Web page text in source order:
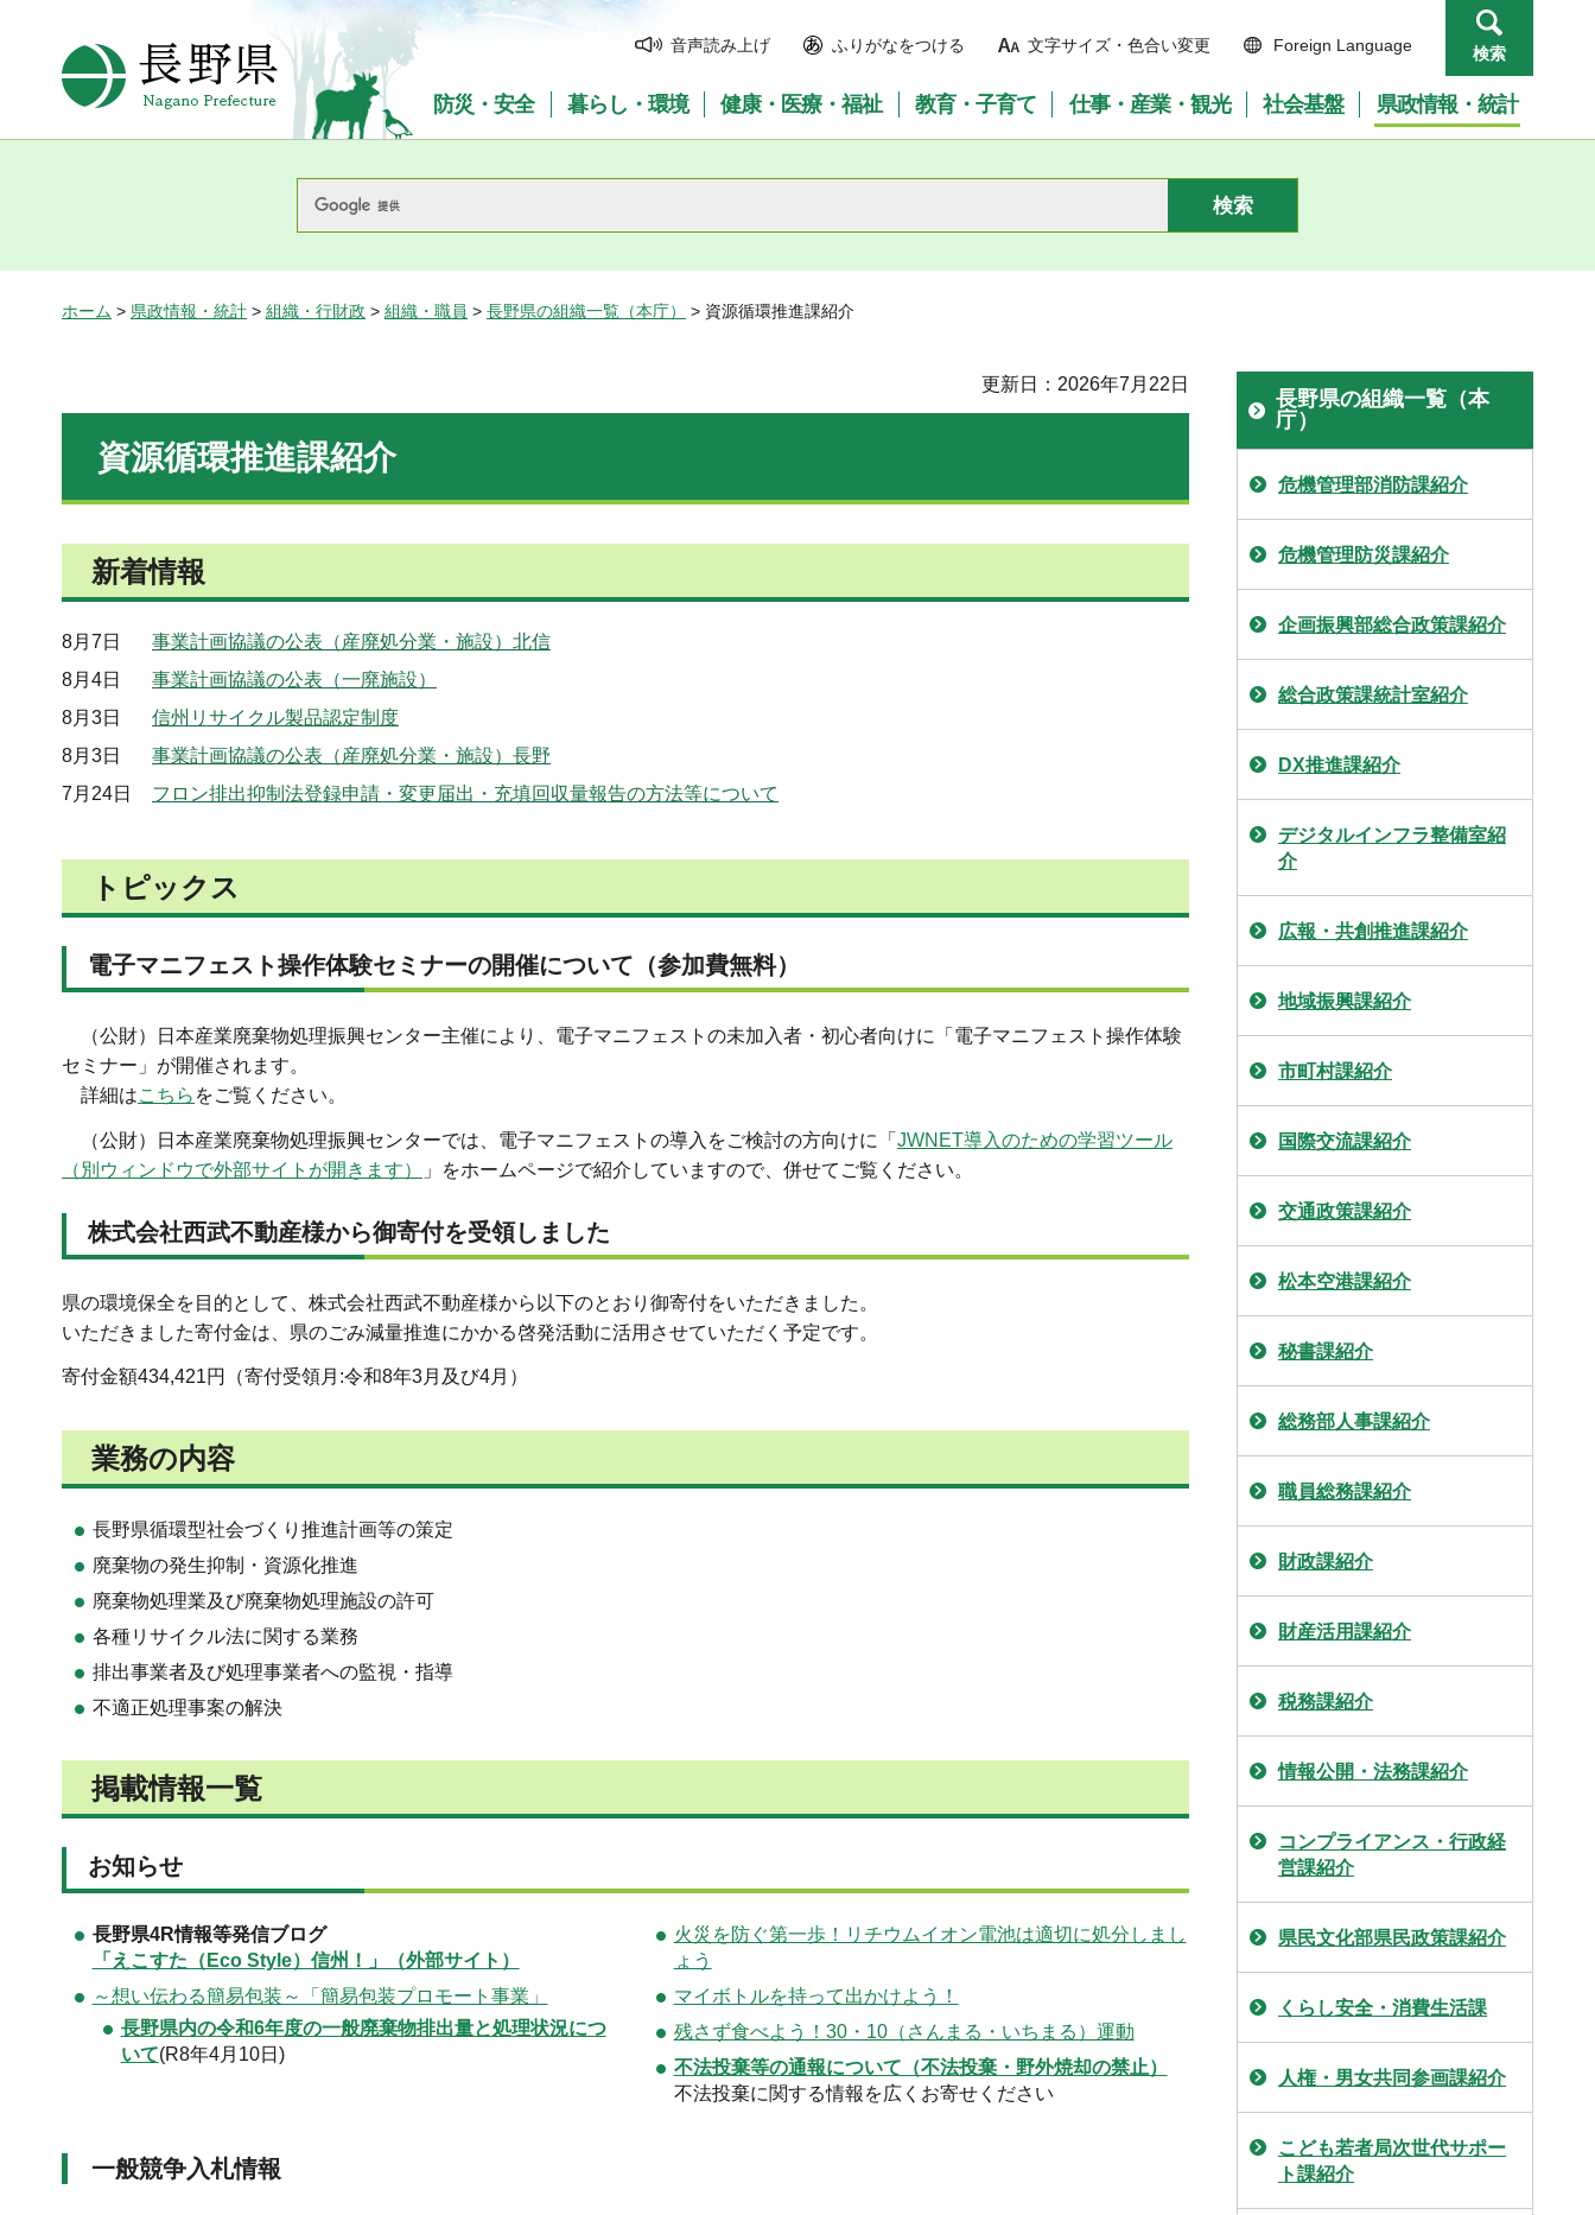
長野県Nagano Prefecture
音声読み上げ ふりがなをつける 文字サイズ・色合い変更 Foreign Language 検索
防災・安全 暮らし・環境 健康・医療・福祉 教育・子育て 仕事・産業・観光 社会基盤 県政情報・統計
ホーム > 県政情報・統計 > 組織・行財政 > 組織・職員 > 長野県の組織一覧（本庁） > 資源循環推進課紹介
更新日：2026年7月22日
資源循環推進課紹介
新着情報
8月7日
事業計画協議の公表（産廃処分業・施設）北信
8月4日
事業計画協議の公表（一廃施設）
8月3日
信州リサイクル製品認定制度
8月3日
事業計画協議の公表（産廃処分業・施設）長野
7月24日
フロン排出抑制法登録申請・変更届出・充填回収量報告の方法等について
トピックス
電子マニフェスト操作体験セミナーの開催について（参加費無料）
（公財）日本産業廃棄物処理振興センター主催により、電子マニフェストの未加入者・初心者向けに「電子マニフェスト操作体験
セミナー」が開催されます。
詳細はこちら をご覧ください。
（公財）日本産業廃棄物処理振興センターでは、電子マニフェストの導入をご検討の方向けに「 JWNET導入のための学習ツール
（別ウィンドウで外部サイトが開きます）
」をホームページで紹介していますので、併せてご覧ください。
株式会社西武不動産様から御寄付を受領しました
県の環境保全を目的として、株式会社西武不動産様から以下のとおり御寄付をいただきました。
いただきました寄付金は、県のごみ減量推進にかかる啓発活動に活用させていただく予定です。
寄付金額434,421円（寄付受領月:令和8年3月及び4月）
業務の内容
長野県循環型社会づくり推進計画等の策定
廃棄物の発生抑制・資源化推進
廃棄物処理業及び廃棄物処理施設の許可
各種リサイクル法に関する業務
排出事業者及び処理事業者への監視・指導
不適正処理事案の解決
掲載情報一覧
お知らせ
長野県4R情報等発信ブログ
「えこすた（Eco Style）信州！」（外部サイト）
～想い伝わる簡易包装～「簡易包装プロモート事業」
長野県内の令和6年度の一般廃棄物排出量と処理状況につ
いて(R8年4月10日)
火災を防ぐ第一歩！リチウムイオン電池は適切に処分しまし
ょう
マイボトルを持って出かけよう！
残さず食べよう！30・10（さんまる・いちまる）運動
不法投棄等の通報について（不法投棄・野外焼却の禁止）
不法投棄に関する情報を広くお寄せください
一般競争入札情報
長野県の組織一覧（本
庁）
危機管理部消防課紹介
危機管理防災課紹介
企画振興部総合政策課紹介
総合政策課統計室紹介
DX推進課紹介
デジタルインフラ整備室紹
介
広報・共創推進課紹介
地域振興課紹介
市町村課紹介
国際交流課紹介
交通政策課紹介
松本空港課紹介
秘書課紹介
総務部人事課紹介
職員総務課紹介
財政課紹介
財産活用課紹介
税務課紹介
情報公開・法務課紹介
コンプライアンス・行政経
営課紹介
県民文化部県民政策課紹介
くらし安全・消費生活課
人権・男女共同参画課紹介
こども若者局次世代サポー
ト課紹介